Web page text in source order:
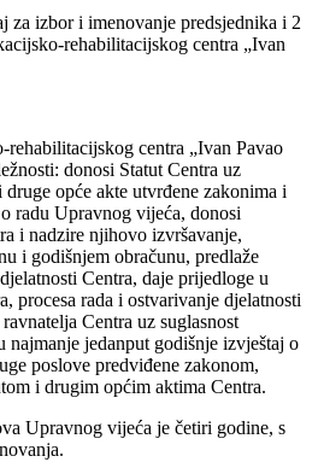
za izbor i imenovanje predsjednika i 2
rehabilitacijskog centra „Ivan
centra „Ivan Pavao
donosi Statut Centra uz
opće akte utvrđene zakonima i
radu Upravnog vijeća, donosi
i nadzire njihovo izvršavanje,
i godišnjem obračunu, predlaže
Centra, daje prijedloge u
procesa rada i ostvarivanje djelatnosti
Centra uz suglasnost
najmanje jedanput godišnje izvještaj o
poslove predviđene zakonom,
i drugim općim aktima Centra.
Upravnog vijeća je četiri godine, s